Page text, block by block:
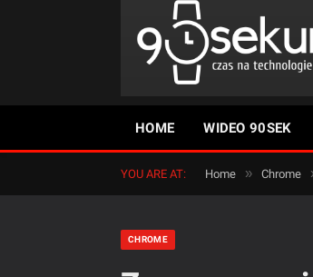
HOME WIDEO 90SEK
YOU ARE AT: Home » Chrome
CHROME